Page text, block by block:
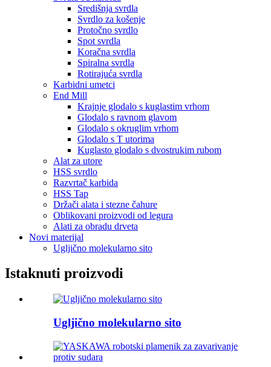
Središnja svrdla
Svrdlo za košenje
Protočno svrdlo
Spot svrdla
Koračna svrdla
Spiralna svrdla
Rotirajuća svrdla
Karbidni umetci
End Mill
Krajnje glodalo s kuglastim vrhom
Glodalo s ravnom glavom
Glodalo s okruglim vrhom
Glodalo s T utorima
Kuglasto glodalo s dvostrukim rubom
Alat za utore
HSS svrdlo
Razvrtač karbida
HSS Tap
Držači alata i stezne čahure
Oblikovani proizvodi od legura
Alati za obradu drveta
Novi materijal
Ugljično molekularno sito
Istaknuti proizvodi
Ugljično molekularno sito